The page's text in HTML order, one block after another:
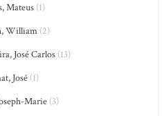
Mateus (1)
William(2)
José Carlos (13)
José (1)
Marie (3)